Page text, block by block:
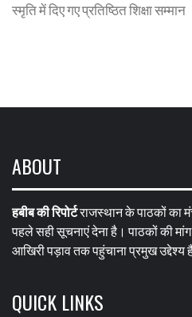
स्मृति में दिए गए प्रतिष्ठित शिक्षा सम्मान
ABOUT
हबीब की रिपोर्टराजस्थान के पाठकों का
पहले सही सूचनाएं देना है। पाठकों की
आखिरी पड़ाव तक पहुंचाना प्रमुख उद्देश्य
QUICK LINKS